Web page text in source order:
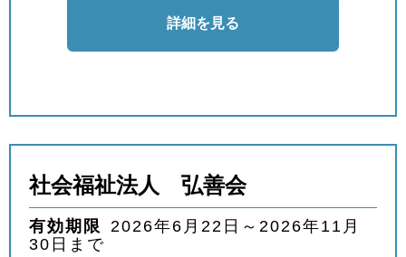
詳細を見る
社会福祉法人 弘善会
有効期限 2026年6月22日～2026年11月
30日まで